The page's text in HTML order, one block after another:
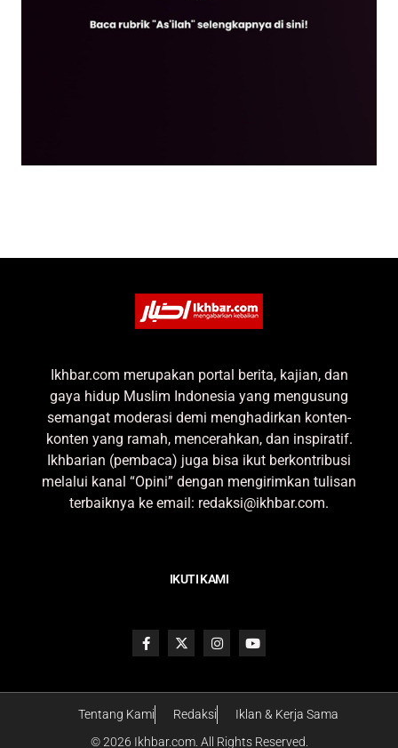
Ikhbar.com merupakan portal berita, kajian, dan
gaya hidup Muslim Indonesia yang mengusung
semangat moderasi demi menghadirkan konten-
konten yang ramah, mencerahkan, dan inspiratif.
Ikhbarian (pembaca) juga bisa ikut berkontribusi
melalui kanal “Opini” dengan mengirimkan tulisan
terbaiknya ke email: redaksi@ikhbar.com.
IKUTI KAMI
© 2026 Ikhbar.com. All Rights Reserved.
Tentang Kami Redaksi Iklan & Kerja Sama